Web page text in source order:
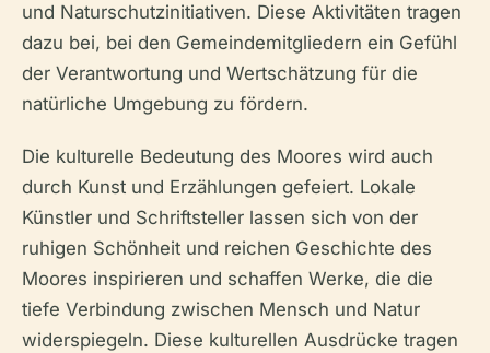
und Naturschutzinitiativen. Diese Aktivitäten tragen
dazu bei, bei den Gemeindemitgliedern ein Gefühl
der Verantwortung und Wertschätzung für die
natürliche Umgebung zu fördern.
Die kulturelle Bedeutung des Moores wird auch
durch Kunst und Erzählungen gefeiert. Lokale
Künstler und Schriftsteller lassen sich von der
ruhigen Schönheit und reichen Geschichte des
Moores inspirieren und schaffen Werke, die die
tiefe Verbindung zwischen Mensch und Natur
widerspiegeln. Diese kulturellen Ausdrücke tragen